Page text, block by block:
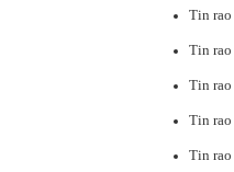
Tin rao
Tin rao
Tin rao
Tin rao
Tin rao